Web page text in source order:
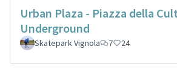
Urban Plaza - Piazza della
Underground
Skatepark Vignola 7 24